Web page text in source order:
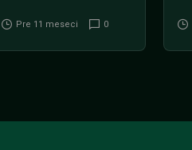
Pre 11 meseci 0